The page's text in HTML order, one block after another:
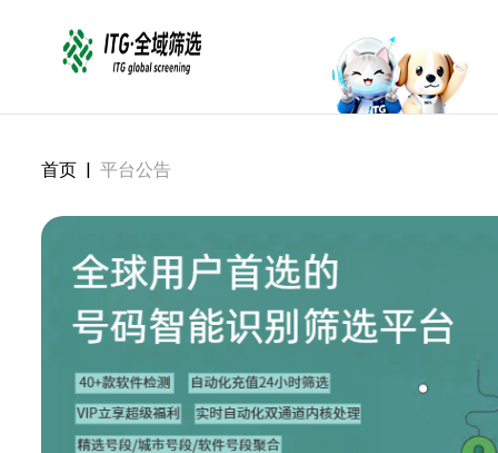
首页 | 平台公告